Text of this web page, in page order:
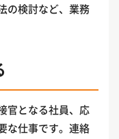
の検討など、業務
官となる社員、応
な仕事です。連絡